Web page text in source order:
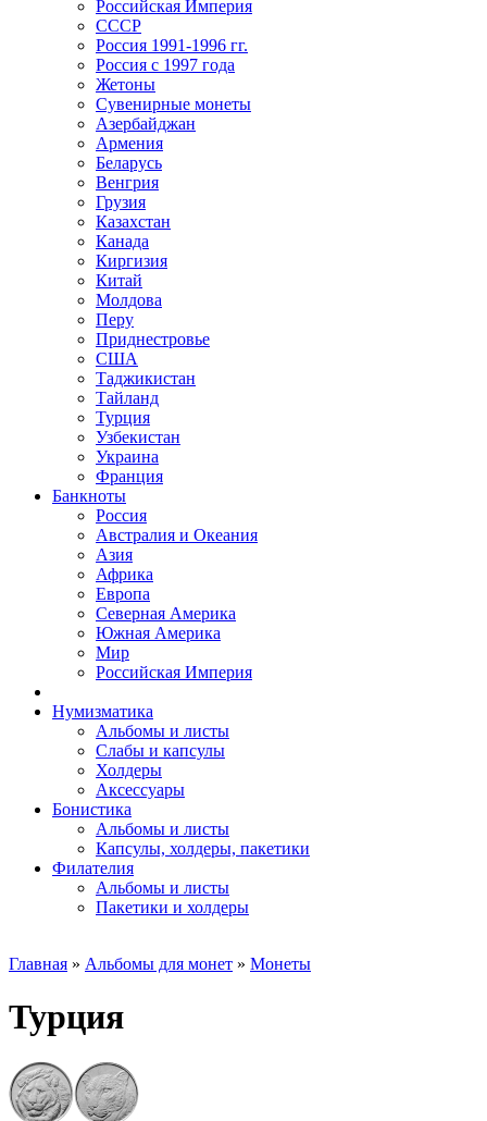
Российская Империя
СССР
Россия 1991-1996 гг.
Россия с 1997 года
Жетоны
Сувенирные монеты
Азербайджан
Армения
Беларусь
Венгрия
Грузия
Казахстан
Канада
Киргизия
Китай
Молдова
Перу
Приднестровье
США
Таджикистан
Тайланд
Турция
Узбекистан
Украина
Франция
Банкноты
Россия
Австралия и Океания
Азия
Африка
Европа
Северная Америка
Южная Америка
Мир
Российская Империя
Нумизматика
Альбомы и листы
Слабы и капсулы
Холдеры
Аксессуары
Бонистика
Альбомы и листы
Капсулы, холдеры, пакетики
Филателия
Альбомы и листы
Пакетики и холдеры
Главная » Альбомы для монет » Монеты
Турция